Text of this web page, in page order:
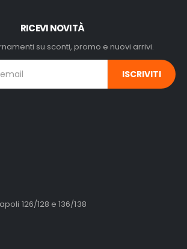
RICEVI NOVITÀ
su sconti, promo e nuovi arrivi.
126/128 e 136/138